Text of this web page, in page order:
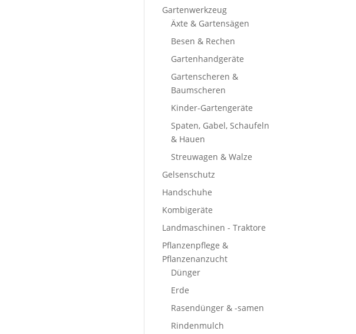
Gartenwerkzeug
Äxte & Gartensägen
Besen & Rechen
Gartenhandgeräte
Gartenscheren &
Baumscheren
Kinder-Gartengeräte
Spaten, Gabel, Schaufeln
& Hauen
Streuwagen & Walze
Gelsenschutz
Handschuhe
Kombigeräte
Landmaschinen - Traktore
Pflanzenpflege &
Pflanzenanzucht
Dünger
Erde
Rasendünger & -samen
Rindenmulch